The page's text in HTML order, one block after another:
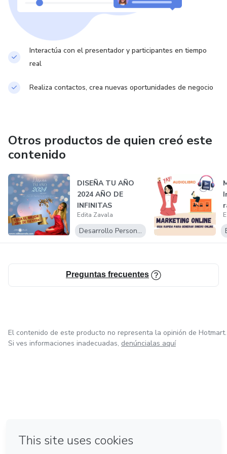
Miembro de HealYourLife Workshops.
Actualmente dirige y presenta su programa diario en Radio
Centro, además cuenta con 28 años de trayectoria en
medios de comunicación ecuatorianos. Desde JC Radio en
40 Principales, Distrito FM, Única FM… entre otras
Interactúa con el presentador y participantes en tiempo
real
Realiza contactos, crea nuevas oportunidades de negocio
Otros productos de quien creó este
contenido
DISEÑA TU AÑO
2024 AÑO DE
INFINITAS
POSIBILIDADES!
Edita Zavala
Desarrollo Personal
Preguntas frecuentes
El contenido de este producto no representa la opinión de Hotmart.
Si ves informaciones inadecuadas, denúncialas aquí
Hecho con❤ en Ciudad de México